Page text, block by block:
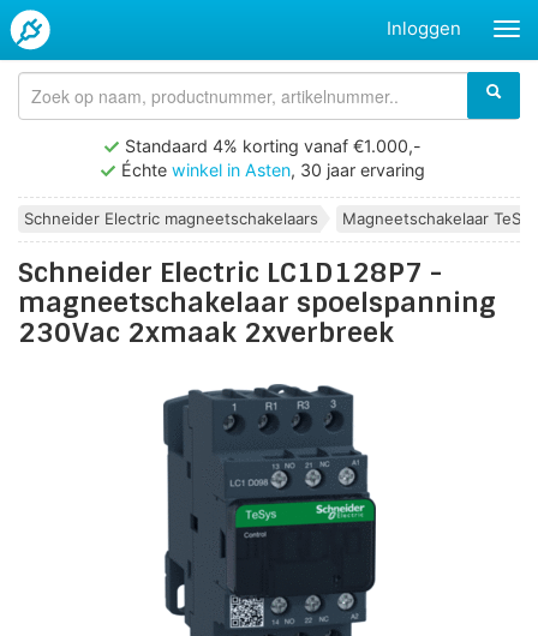
Inloggen
Standaard 4% korting vanaf €1.000,-
Échte winkel in Asten, 30 jaar ervaring
Schneider Electric magneetschakelaars Magneetschakelaar
Schneider Electric LC1D128P7 -
magneetschakelaar spoelspanning
230Vac 2xmaak 2xverbreek